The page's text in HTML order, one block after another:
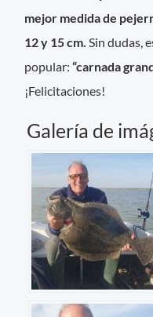
mejor medida de
12 y 15 cm. Sin dudas,
popular:“carnada
¡Felicitaciones!
Galería de